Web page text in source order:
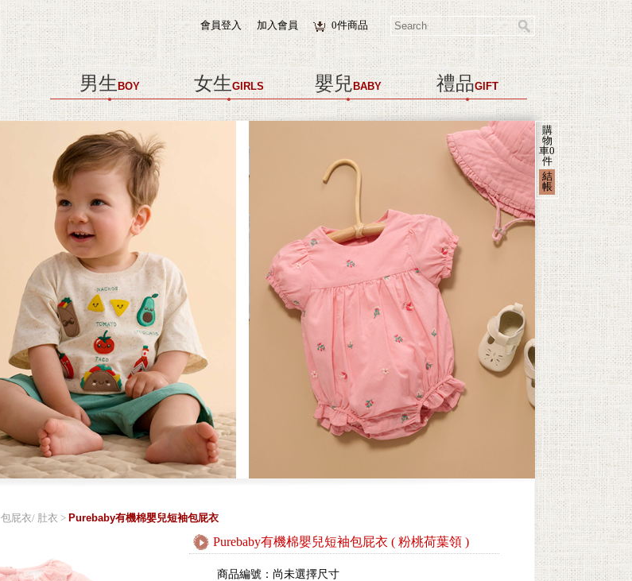
會員登入 加入會員 0件商品
男生BOY 女生GIRLS 嬰兒 BABY 禮品GIFT
購
物
車0
件
結
帳
包屁衣/ 肚衣 > Purebaby有機棉嬰兒短袖包屁衣
Purebaby有機棉嬰兒短袖包屁衣 ( 粉桃荷葉領 )
商品編號： 尚未選擇尺寸